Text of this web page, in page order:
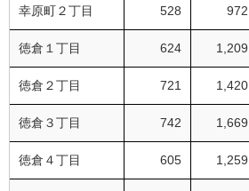
幸原町２丁目 528 972
徳倉１丁目 624 1,209
徳倉２丁目 721 1,420
徳倉３丁目 742 1,669
徳倉４丁目 605 1,259